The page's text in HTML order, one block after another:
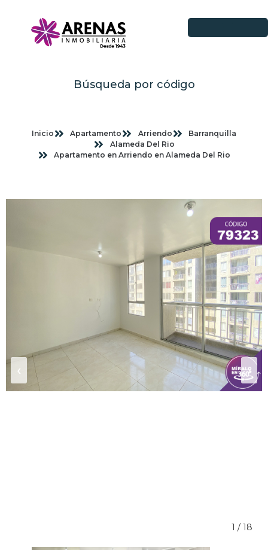
Búsqueda por código
Inicio Apartamento Arriendo
Barranquilla
Alameda Del Rio
Apartamento en Arriendo en Alameda Del Rio
1 / 18
‹ ›